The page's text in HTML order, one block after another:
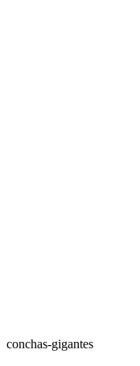
conchas-gigantes